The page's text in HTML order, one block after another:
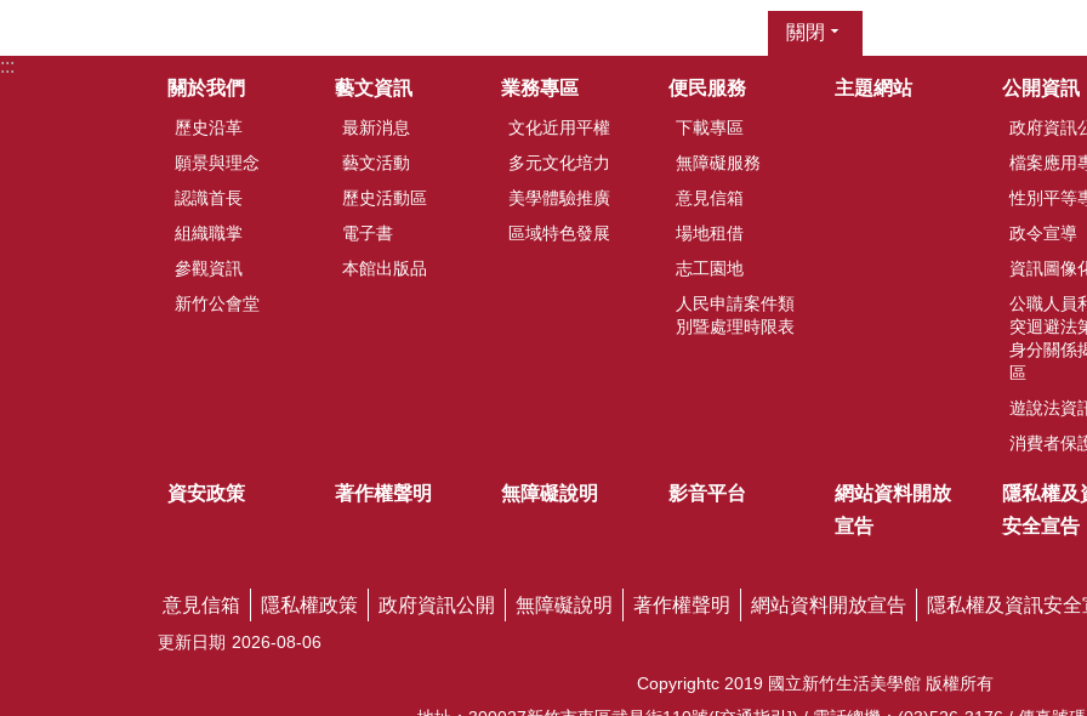
關閉
:::
關於我們
歷史沿革
願景與理念
認識首長
組織職掌
參觀資訊
新竹公會堂
藝文資訊
最新消息
藝文活動
歷史活動區
電子書
本館出版品
業務專區
文化近用平權
多元文化培力
美學體驗推廣
區域特色發展
便民服務
下載專區
無障礙服務
意見信箱
場地租借
志工園地
人民申請案件類
別暨處理時限表
主題網站 公開資訊
政府資訊
檔案應用
性別平等
政令宣導
資訊圖像
公職人員
突迴避法
身分關係
區
遊說法資
消費者保
資安政策 著作權聲明 無障礙說明 影音平台
網站資料開放
宣告
隱私權及
安全宣告
意見信箱 隱私權政策 政府資訊公開 無障礙說明 著作權聲明 網站資料開放宣告 隱私權及資訊安全
更新日期 2026-08-06
Copyrightc 2019 國立新竹生活美學館 版權所有